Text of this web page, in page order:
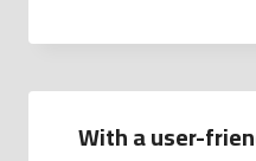
With a user-